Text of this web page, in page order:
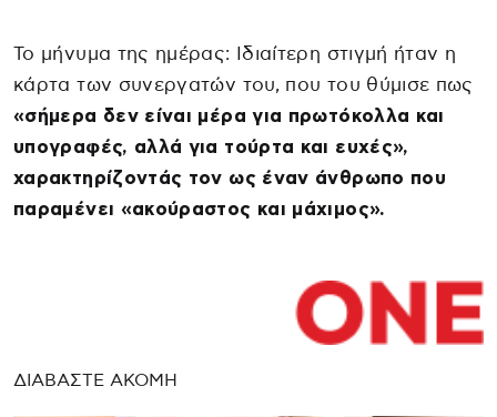
Το μήνυμα της ημέρας: Ιδιαίτερη στιγμή ήταν η
κάρτα των συνεργατών του, που του θύμισε πως
«σήμερα δεν είναι μέρα για πρωτόκολλα και
υπογραφές, αλλά για τούρτα και ευχές»,
χαρακτηρίζοντάς τον ως έναν άνθρωπο που
παραμένει «ακούραστος και μάχιμος».
ΔΙΑΒΑΣΤΕ ΑΚΟΜΗ